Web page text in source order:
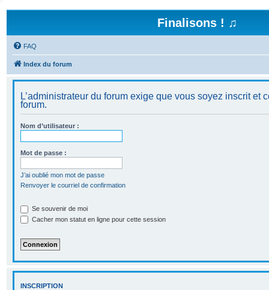
Finalisons ! ♫
FAQ
Index du forum
L’administrateur du forum exige que vous soyez inscrit et
forum.
Nom d’utilisateur :
Mot de passe :
J’ai oublié mon mot de passe
Renvoyer le courriel de confirmation
Se souvenir de moi
Cacher mon statut en ligne pour cette session
INSCRIPTION